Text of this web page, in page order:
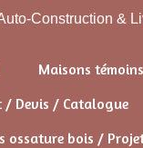
Construction &
Maisons
/ Devis / Catalogue
ossature bois /